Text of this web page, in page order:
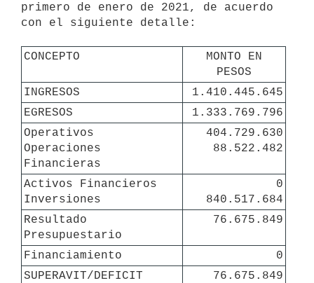
primero de enero de 2021, de acuerdo
con el siguiente detalle:
CONCEPTO
PESOS
INGRESOS
1.410.445.645
EGRESOS
1.333.769.796
Operativos
Operaciones
Financieras
404.729.630
88.522.482
Activos Financieros
Inversiones
0
840.517.684
Resultado
Presupuestario
76.675.849
Financiamiento
0
SUPERAVIT/DEFICIT
76.675.849